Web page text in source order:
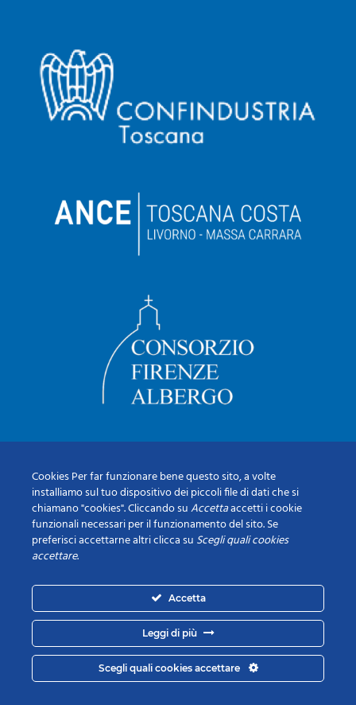
Cookies Per far funzionare bene questo sito, a volte
installiamo sul tuo dispositivo dei piccoli file di dati che si
chiamano "cookies". Cliccando suAccettaaccetti i cookie
funzionali necessari per il funzionamento del sito. Se
preferisci accettarne altri clicca su Scegli quali cookies
accettare.
Accetta
Leggi di più
Scegli quali cookies accettare